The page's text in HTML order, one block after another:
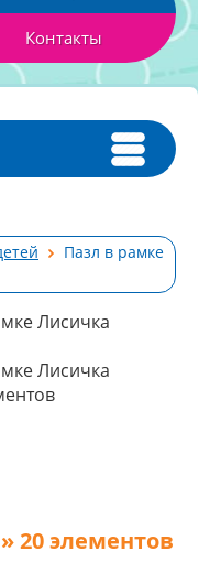
Контакты
Пазл в рамке
20 элементов